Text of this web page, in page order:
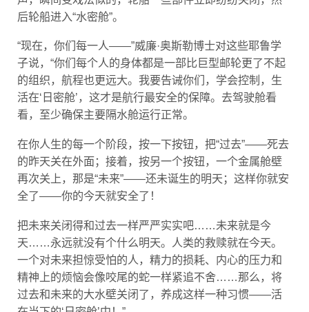
后轮船进入“水密舱”。
“现在，你们每一人——”威廉·奥斯勒博士对这些耶鲁学
子说，“你们每个人的身体都是一部比巨型邮轮更了不起
的组织，航程也更远大。我要告诫你们，学会控制，生
活在‘日密舱’，这才是航行最安全的保障。去驾驶舱看
看，至少确保主要隔水舱运行正常。
在你人生的每一个阶段，按一下按钮，把“过去”——死去
的昨天关在外面；接着，按另一个按钮，一个金属舱壁
再次关上，那是“未来”——还未诞生的明天；这样你就安
全了——你的今天就安全了！
把未来关闭得和过去一样严严实实吧……未来就是今
天……永远就没有个什么明天。人类的救赎就在今天。
一个对未来担惊受怕的人，精力的损耗、内心的压力和
精神上的烦恼会像咬尾的蛇一样紧追不舍……那么，将
过去和未来的大水壁关闭了，养成这样一种习惯——活
在当下的‘日密舱’中！”